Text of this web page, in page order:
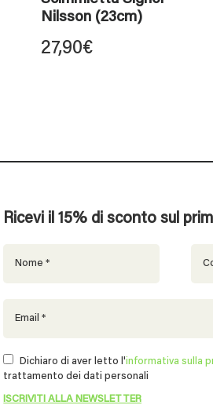
Nilsson (23cm)
27,90€
Ricevi il 15% di sconto sul
Dichiaro di aver letto l'informativa sulla
trattamento dei dati personali